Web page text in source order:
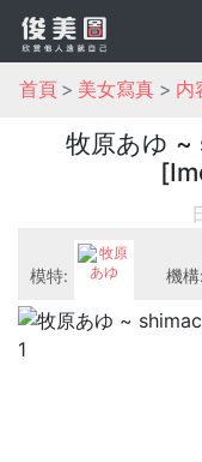
首頁 美女寫真 内
牧原あゆ ~
模特:
牧原あゆ
機構: